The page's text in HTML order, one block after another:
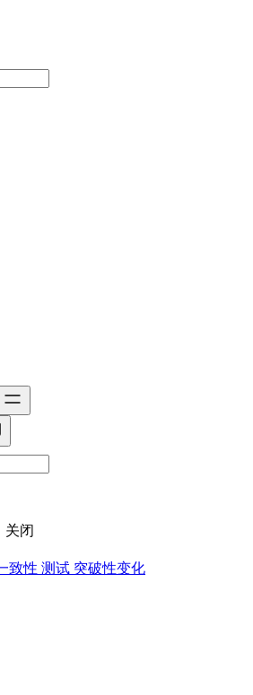
关闭
致性 测试 突破性变化